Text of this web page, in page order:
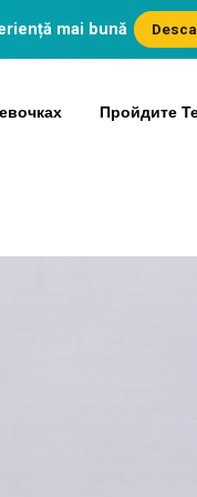
mai bună
Пройдите